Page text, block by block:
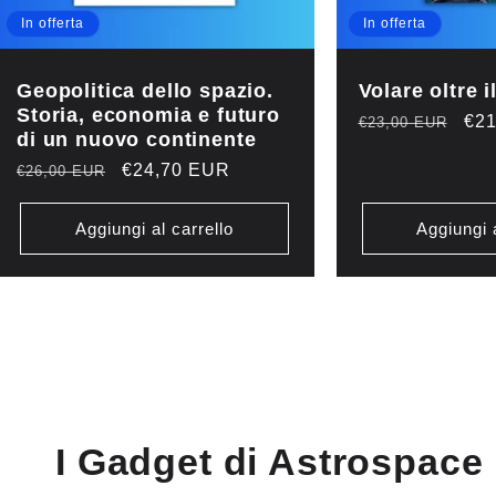
In offerta
Geopolitica dello spazio.
Storia, economia e futuro
di un nuovo continente
Prezzo
€26,00 EUR
Prezzo
€24,70 EUR
Aggiungi al carrello
In offerta
Volare oltre
Prezzo
€23,00 EUR
Aggiungi
I Gadget di Astrospace